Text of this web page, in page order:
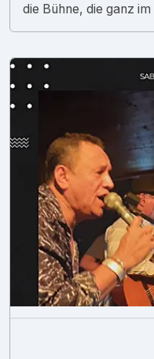
die Bühne, die ganz